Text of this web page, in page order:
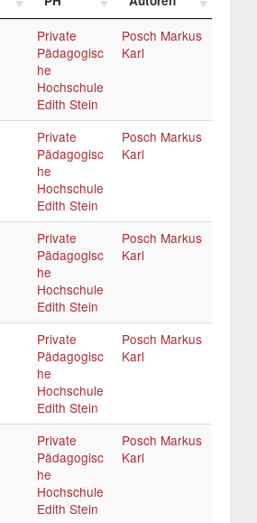
Private
Pädagogisc
he
Hochschule
Edith Stein
Posch Markus
Karl
Private
Pädagogisc
he
Hochschule
Edith Stein
Posch Markus
Karl
Private
Pädagogisc
he
Hochschule
Edith Stein
Posch Markus
Karl
Private
Pädagogisc
he
Hochschule
Edith Stein
Posch Markus
Karl
Private
Pädagogisc
he
Hochschule
Edith Stein
Posch Markus
Karl